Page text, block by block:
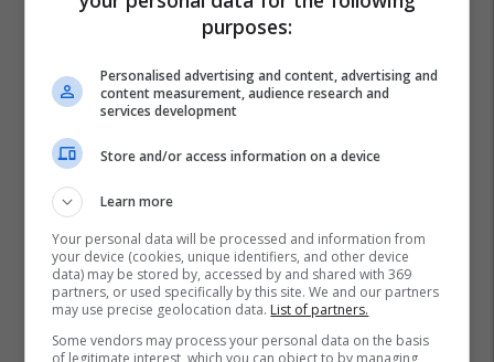
Ldk Zgjedhjet Parlamentare 2025 Kqz Pdk
purposes:
Personalised advertising and content, advertising and
content measurement, audience research and
services development
Store and/or access information on a device
Learn more
Your personal data will be processed and information from
your device (cookies, unique identifiers, and other device
data) may be stored by, accessed by and shared with 369
partners, or used specifically by this site. We and our partners
may use precise geolocation data. List of partners.
Some vendors may process your personal data on the basis
of legitimate interest, which you can object to by managing